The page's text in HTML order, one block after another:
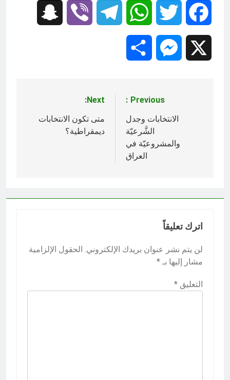
Facebook
Twitter
WhatsApp
Telegram
Viber
Messenger
المقالات
Previous:
الانتخابات وجدل
الشَّرعيّة
والمشروعيّة في
العراق
Next:
متى تكون الانتخابات
ديمقراطية؟
اترك تعليقاً
لن يتم نشر عنوان بريدك الإلكتروني. الحقول الإلزامية
مشار إليها بـ *
التعليق *